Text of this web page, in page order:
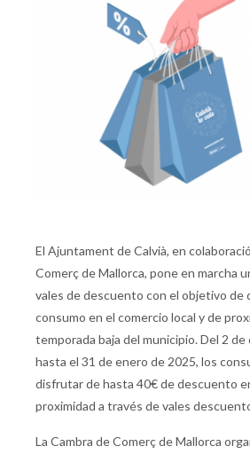
El Ajuntament de Calvià, en
Comerç de Mallorca, pone en marcha
vales de descuento con el objetivo de
consumo en el comercio local y de
temporada baja del municipio. Del 2
hasta el 31 de enero de 2025, los
disfrutar de hasta 40€ de descuento
proximidad a través de vales
La Cambra de Comerç de Mallorca